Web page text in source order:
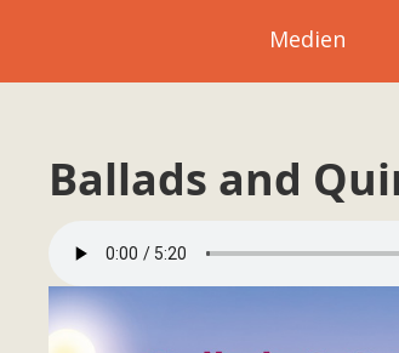
Medien
Ballads and